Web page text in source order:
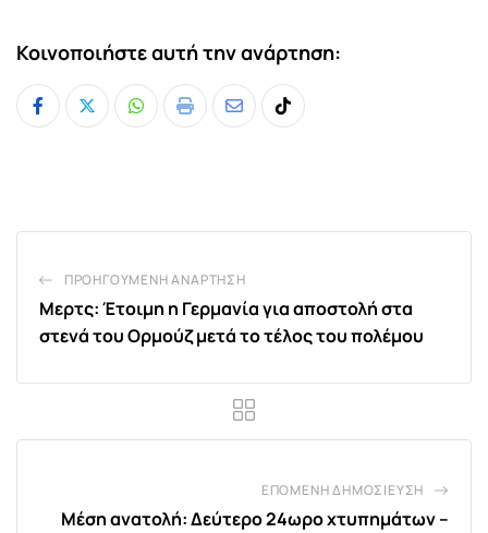
Κοινοποιήστε αυτή την ανάρτηση:
Whatsapp
Print
ShareTiktok
ΠΡΟΗΓΟΎΜΕΝΗ ΑΝΆΡΤΗΣΗ
Μερτς: Έτοιμη η Γερμανία για αποστολή στα
στενά του Ορμούζ μετά το τέλος του πολέμου
ΕΠΌΜΕΝΗ ΔΗΜΟΣΊΕΥΣΗ
Μέση ανατολή: Δεύτερο 24ωρο χτυπημάτων –